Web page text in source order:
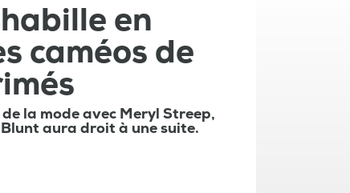
en
caméos de
la mode avec Meryl Streep,
aura droit à une suite.